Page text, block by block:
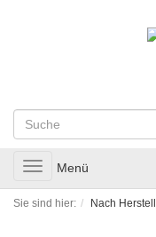
Toggle
navigation
Menü
Sie sind hier: Nach